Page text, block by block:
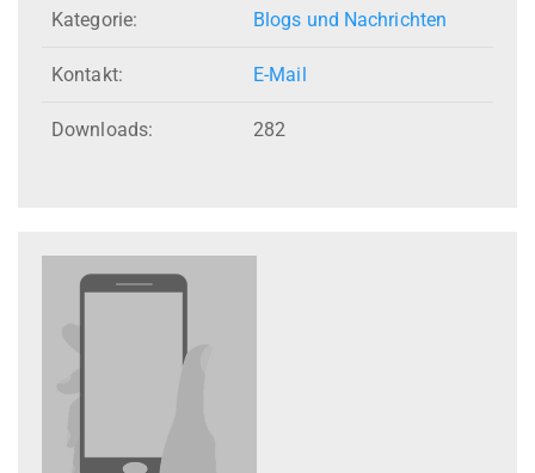
Kategorie: Blogs und Nachrichten
Kontakt: E-Mail
Downloads: 282